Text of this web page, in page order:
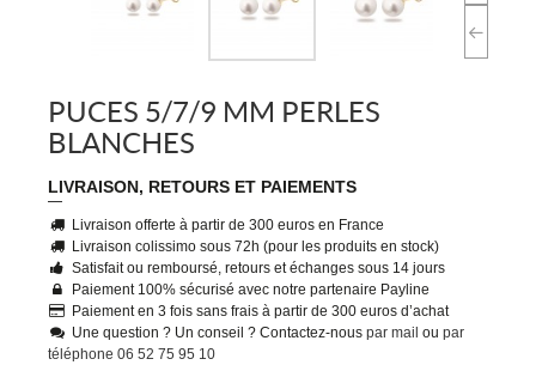
PUCES 5/7/9 MM PERLES
BLANCHES
LIVRAISON, RETOURS ET PAIEMENTS
Livraison offerte à partir de 300 euros en France
Livraison colissimo sous 72h (pour les produits en stock)
Satisfait ou remboursé, retours et échanges sous 14 jours
Paiement 100% sécurisé avec notre partenaire Payline
Paiement en 3 fois sans frais à partir de 300 euros d’achat
Une question ? Un conseil ? Contactez-nous par mail ou par
téléphone 06 52 75 95 10